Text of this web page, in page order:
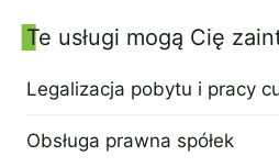
Te usługi mogą Cię
Legalizacja pobytu i pracy
Obsługa prawna spółek